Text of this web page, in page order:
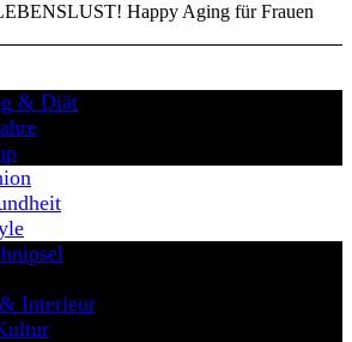
Happy Aging für Frauen
& Diät
Interieur